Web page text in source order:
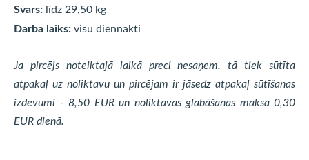
Svars: līdz 29,50 kg
Darba laiks:visu diennakti
Ja pircējs noteiktajā laikā preci nesaņem, tā tiek sūtīta
atpakaļ uz noliktavu un pircējam ir jāsedz atpakaļ sūtīšanas
izdevumi - 8,50 EUR un noliktavas glabāšanas maksa 0,30
EUR dienā.